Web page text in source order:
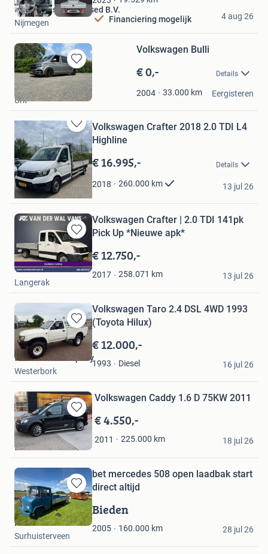
Financiering mogelijk
Den Engelsen Top Used B.V.
Nijmegen
4 aug 26
Bewaren
in
Mijn
Favorieten
Volkswagen Bulli
€ 0,- Details
2004 33.000 km
Peter
Urk
Eergisteren
Bewaren
in
Mijn
Favorieten
Volkswagen Crafter 2018 2.0 TDI L4
Highline
€ 16.995,- Details
2018 260.000 km
Fazli
Venlo
13 jul 26
Bewaren
in
Mijn
Favorieten
Volkswagen Crafter | 2.0 TDI 141pk
Pick Up *Nieuwe apk*
€ 12.750,-
2017 258.071 km
Van der Wal Vans
Langerak
13 jul 26
Bewaren
in
Mijn
Favorieten
Volkswagen Taro 2.4 DSL 4WD 1993
(Toyota Hilux)
€ 12.000,-
1993 Diesel
the Bailout Company
Westerbork
16 jul 26
Bewaren
in
Mijn
Favorieten
Volkswagen Caddy 1.6 D 75KW 2011
€ 4.550,-
2011 225.000 km
Ivo
Beek
18 jul 26
Bewaren
in
Mijn
Favorieten
bet mercedes 508 open laadbak start
direct altijd
Bieden
2005 160.000 km
HHS tuinmachines
Surhuisterveen
28 jul 26